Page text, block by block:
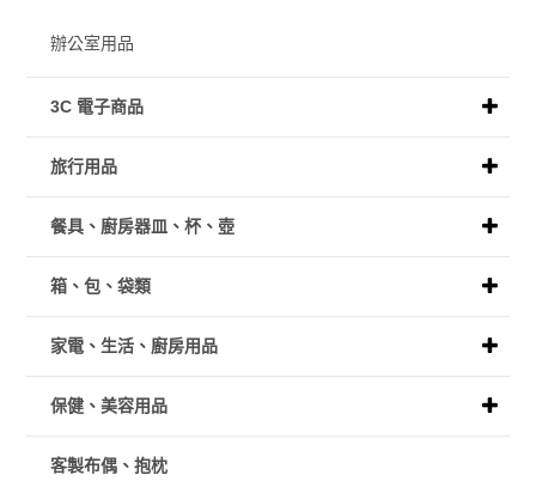
辦公室用品
3C 電子商品
旅行用品
餐具、廚房器皿、杯、壺
箱、包、袋類
家電、生活、廚房用品
保健、美容用品
客製布偶、抱枕